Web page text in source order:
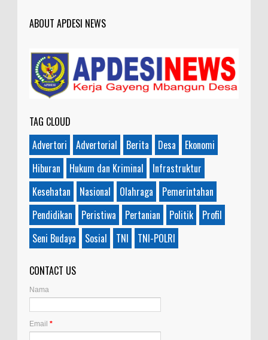
Anonymous
Makanya jangan mau jadi guru
honorer
ABOUT APDESI NEWS
TAG CLOUD
Advertori
Advertorial Berita Desa
Ekonomi
Hiburan
Hukum dan Kriminal
Infrastruktur
Kesehatan
Nasional Olahraga
Pemerintahan
Pendidikan
Peristiwa Pertanian Politik
Profil
Seni Budaya
Sosial TNI TNI-POLRI
CONTACT US
Nama
Email *